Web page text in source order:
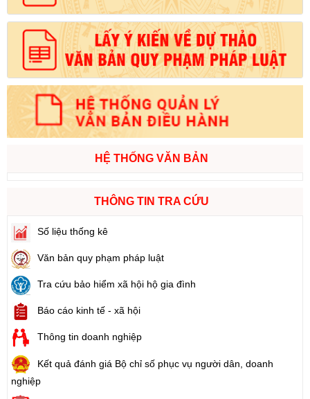
HỆ THỐNG VĂN BẢN
THÔNG TIN TRA CỨU
Số liệu thống kê
Văn bản quy phạm pháp luật
Tra cứu bảo hiểm xã hội hộ gia đình
Báo cáo kinh tế - xã hội
Thông tin doanh nghiệp
Kết quả đánh giá Bộ chỉ số phục vụ người dân, doanh
nghiệp